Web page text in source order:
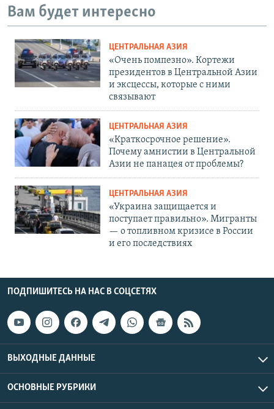
Вам будет интересно
ЦЕНТРАЛЬНАЯ АЗИЯ
«Очень помпезно». Кортежи
президентов в Центральной Азии
и эксцессы, которые с ними
связывают
ЦЕНТРАЛЬНАЯ АЗИЯ
«Краткосрочное решение».
Почему амнистии в Центральной
Азии не панацея от проблемы?
ЦЕНТРАЛЬНАЯ АЗИЯ
«Украина защищается и
поступает правильно». Мигранты
— о топливном кризисе в России
и его последствиях
ПОДПИШИТЕСЬ НА НАС В СОЦСЕТЯХ
ВЫХОДНЫЕ ДАННЫЕ
ОСНОВНЫЕ РУБРИКИ